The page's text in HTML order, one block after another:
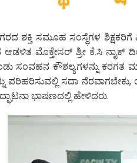
ಶಕ್ತಿ ಸಮೂಹ ಸಂಸ್ಥೆಗಳ
ಆಡಳಿತ ಮೊಕ್ತೇಸರ್ ಶ್ರೀ ಕೆ.ಸಿ ನಾೖಕ್‌
ಸಂವಹನ ಕೌಶಲ್ಯಗಳನ್ನು ಕರಗತ
ಪರಿಹರಿಸುವಲ್ಲಿ ಸದಾ ನೆರವಾಗಬೇಕು,
ಭಾಷಣದಲ್ಲಿ ಹೇಳಿದರು.